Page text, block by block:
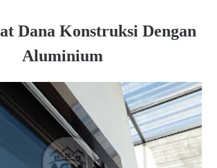
Dana Konstruksi Dengan
Aluminium